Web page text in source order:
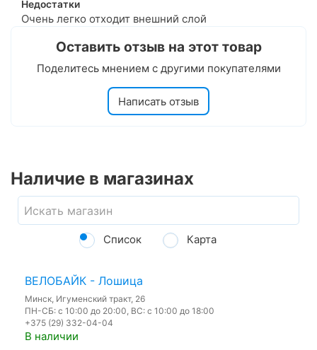
Недостатки
Очень легко отходит внешний слой
Оставить отзыв на этот товар
Поделитесь мнением с другими покупателями
Написать отзыв
Наличие в магазинах
Список Карта
ВЕЛОБАЙК - Лошица
Минск, Игуменский тракт, 26
ПН-СБ: с 10:00 до 20:00, ВС: с 10:00 до 18:00
+375 (29) 332-04-04
В наличии